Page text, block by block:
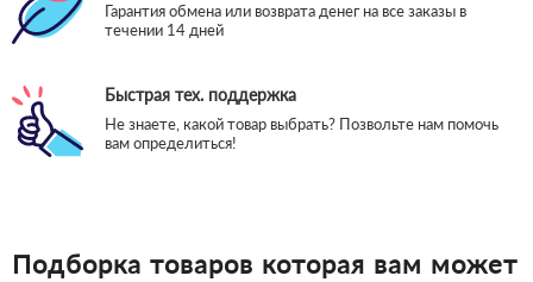
Гарантия обмена или возврата денег на все заказы в
течении 14 дней
Быстрая тех. поддержка
Не знаете, какой товар выбрать? Позвольте нам помочь
вам определиться!
Подборка товаров которая вам может